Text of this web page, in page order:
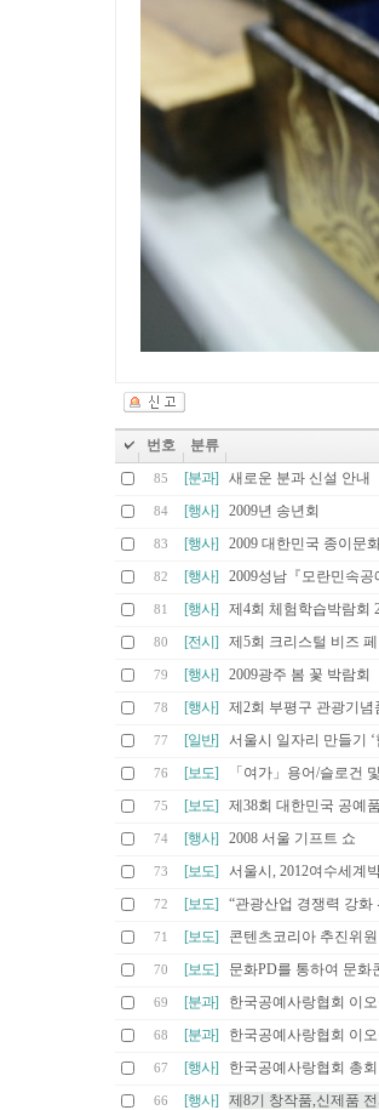
번호 분류
85 [분과] 새로운 분과 신설 안내
84 [행사] 2009년 송년회
83 [행사] 2009 대한민국 종이문
82 [행사] 2009성남『모란민속
81 [행사] 제4회 체험학습박람회
80 [전시] 제5회 크리스털 비즈 페
79 [행사] 2009광주 봄 꽃 박람회
78 [행사] 제2회 부평구 관광기
77 [일반] 서울시 일자리 만들기 ‘
76 [보도] 「여가」용어/슬로건
75 [보도] 제38회 대한민국 공예
74 [행사] 2008 서울 기프트 쇼
73 [보도] 서울시, 2012여수세계
72 [보도] “관광산업 경쟁력 강화
71 [보도] 콘텐츠코리아 추진위
70 [보도] 문화PD를 통하여 문화
69 [분과] 한국공예사랑협회 이
68 [분과] 한국공예사랑협회 이
67 [행사] 한국공예사랑협회 총회
66 [행사] 제8기 창작품,신제품